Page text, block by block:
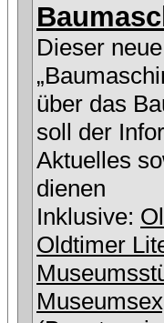
Dieser
über das
soll der
Aktuelles
dienen
Inklusive:
Oldtimer